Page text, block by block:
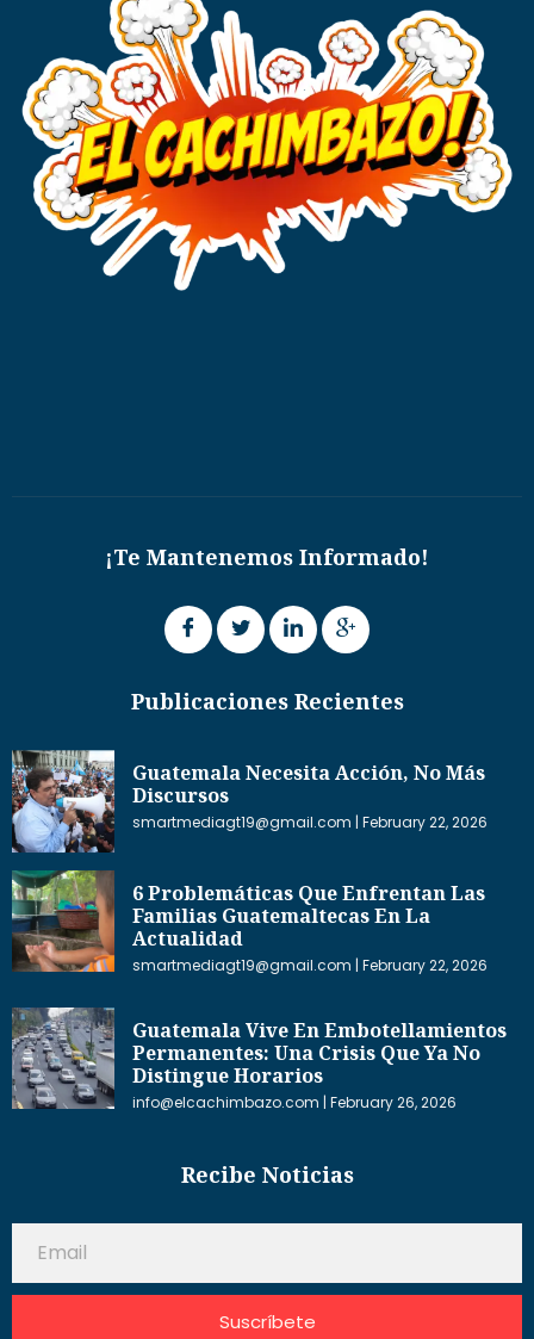
¡Te Mantenemos Informado!
Publicaciones Recientes
Guatemala Necesita Acción, No Más
Discursos
smartmediagt19@gmail.com February 22, 2026
6 Problemáticas Que Enfrentan Las
Familias Guatemaltecas En La
Actualidad
smartmediagt19@gmail.com February 22, 2026
Guatemala Vive En Embotellamientos
Permanentes: Una Crisis Que Ya No
Distingue Horarios
info@elcachimbazo.com February 26, 2026
Recibe Noticias
Suscríbete